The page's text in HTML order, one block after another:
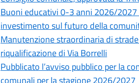
Buoni educativi 0-3 anni 2026/2027
investimento sul futuro della
Manutenzione straordinaria di
riqualificazione di Via Borrelli
Pubblicato l’avviso pubblico per la
comunali per la stagione 2026/2027